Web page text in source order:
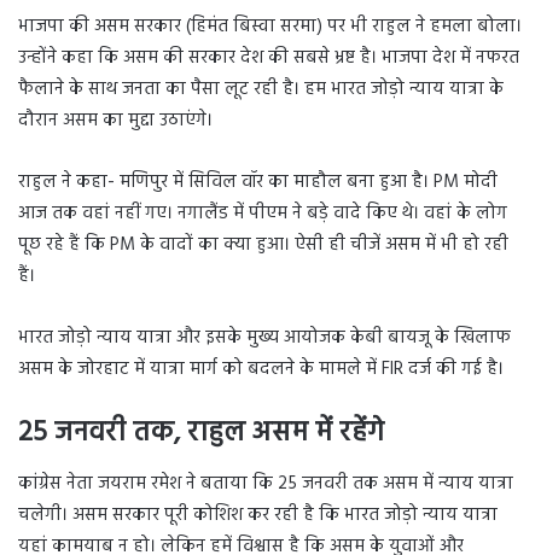
भाजपा की असम सरकार (हिमंत बिस्वा सरमा) पर भी राहुल ने हमला बोला।
उन्होंने कहा कि असम की सरकार देश की सबसे भ्रष्ट है। भाजपा देश में नफरत
फैलाने के साथ जनता का पैसा लूट रही है। हम भारत जोड़ो न्याय यात्रा के
दौरान असम का मुद्दा उठाएंगे।
राहुल ने कहा- मणिपुर में सिविल वॉर का माहौल बना हुआ है। PM मोदी
आज तक वहां नहीं गए। नगालैंड में पीएम ने बड़े वादे किए थे। वहां के लोग
पूछ रहे हैं कि PM के वादों का क्या हुआ। ऐसी ही चीजें असम में भी हो रही
हैं।
भारत जोड़ो न्याय यात्रा और इसके मुख्य आयोजक केबी बायजू के खिलाफ
असम के जोरहाट में यात्रा मार्ग को बदलने के मामले में FIR दर्ज की गई है।
25 जनवरी तक, राहुल असम में रहेंगे
कांग्रेस नेता जयराम रमेश ने बताया कि 25 जनवरी तक असम में न्याय यात्रा
चलेगी। असम सरकार पूरी कोशिश कर रही है कि भारत जोड़ो न्याय यात्रा
यहां कामयाब न हो। लेकिन हमें विश्वास है कि असम के युवाओं और